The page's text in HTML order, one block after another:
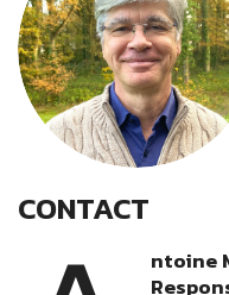
CONTACT
ntoine